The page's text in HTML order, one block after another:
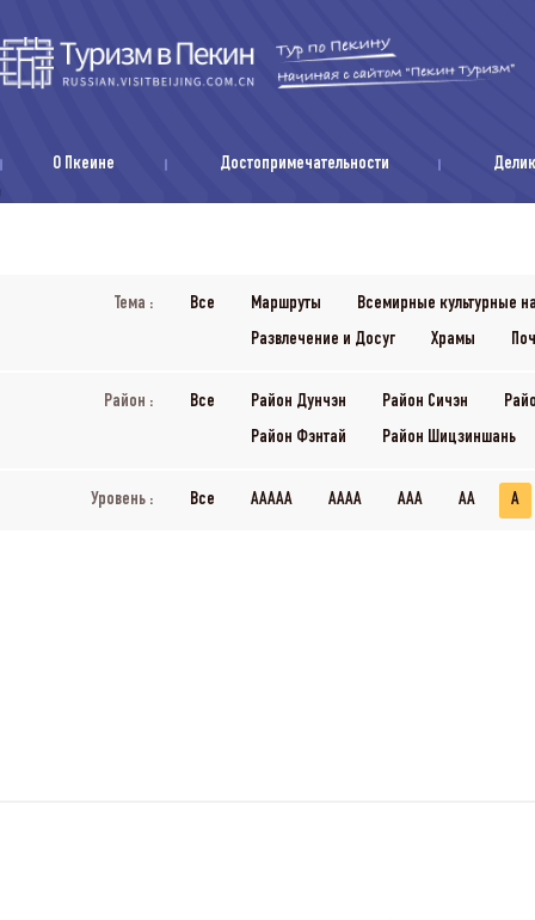
О Пкеине Достопримечательности
Тема : Все Маршруты
Всемирные культурные
Развлечение и Досуг
Храмы
Район : Все Район Дунчэн Район Сичэн
Район Фэнтай
Район Шицзиншань
Уровень : Все AAAAA AAAA AAA AA A